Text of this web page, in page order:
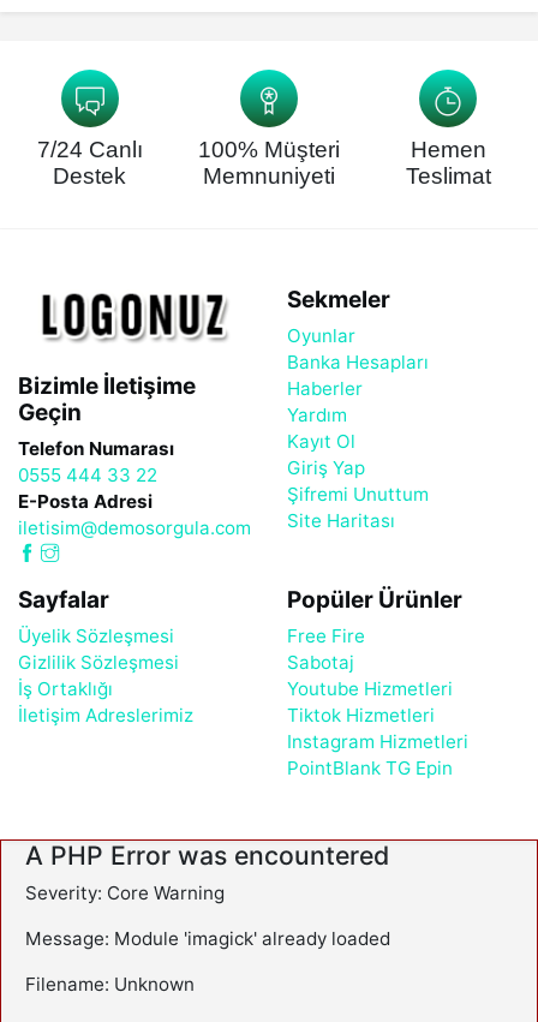
7/24 Canlı
Destek
100% Müşteri
Memnuniyeti
Hemen
Teslimat
Bizimle İletişime
Geçin
Telefon Numarası
0555 444 33 22
E-Posta Adresi
iletisim@demosorgula.com
Sekmeler
Oyunlar
Banka Hesapları
Haberler
Yardım
Kayıt Ol
Giriş Yap
Şifremi Unuttum
Site Haritası
Sayfalar
Üyelik Sözleşmesi
Gizlilik Sözleşmesi
İş Ortaklığı
İletişim Adreslerimiz
Popüler Ürünler
Free Fire
Sabotaj
Youtube Hizmetleri
Tiktok Hizmetleri
Instagram Hizmetleri
PointBlank TG Epin
A PHP Error was encountered
Severity: Core Warning
Message: Module 'imagick' already loaded
Filename: Unknown